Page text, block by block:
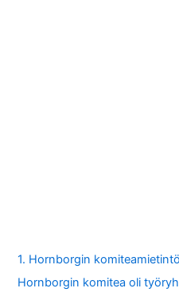
1. Hornborgin
Hornborgin komitea oli